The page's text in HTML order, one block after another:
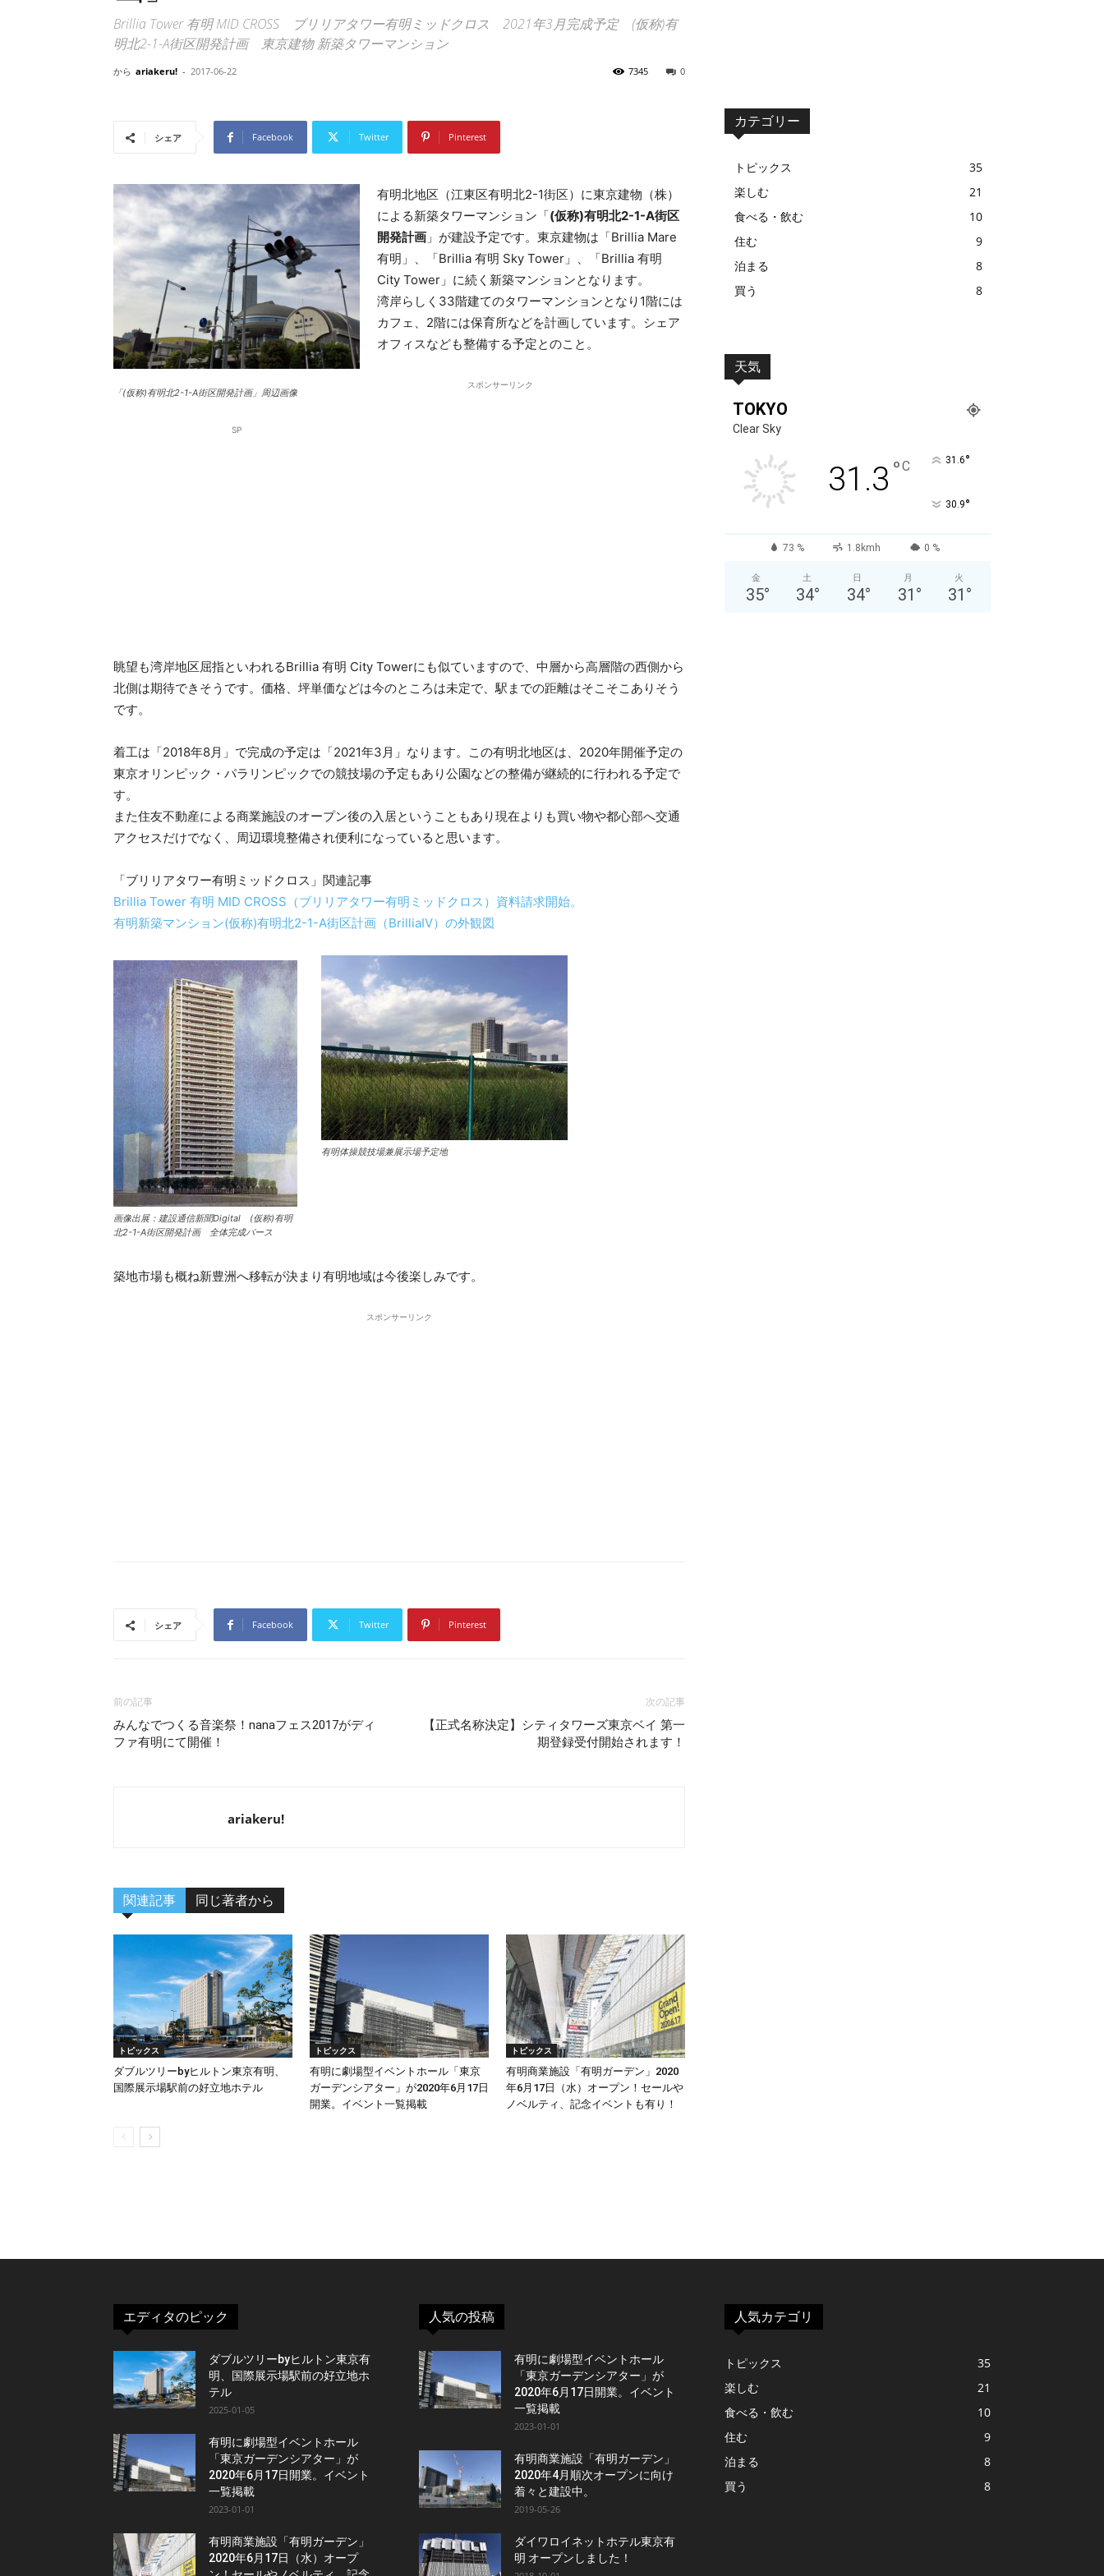
Brillia Tower 有明 MID CROSS ブリリアタワー有明ミッドクロス 2021年3月完成予定 (仮称)有
明北2-1-A街区開発計画 東京建物 新築タワーマンション
から ariakeru! - 2017-06-22 0
7345
シェア Facebook Twitter Pinterest
「(仮称)有明北2-1-A街区開発計画」周辺画像
SP
有明北地区（江東区有明北2-1街区）に東京建物（株）
による新築タワーマンション「(仮称)有明北2-1-A街区
開発計画 」が建設予定です。東京建物は「Brillia Mare
有明」、「Brillia 有明 Sky Tower」、「Brillia 有明
City Tower」に続く新築マンションとなります。
湾岸らしく33階建てのタワーマンションとなり1階には
カフェ、2階には保育所などを計画しています。シェア
オフィスなども整備する予定とのこと。
スポンサーリンク
眺望も湾岸地区屈指といわれるBrillia 有明 City Towerにも似ていますので、中層から高層階の西側から
北側は期待できそうです。価格、坪単価などは今のところは未定で、駅までの距離はそこそこありそう
です。
着工は「2018年8月」で完成の予定は「2021年3月」なります。この有明北地区は、2020年開催予定の
東京オリンピック・パラリンピックでの競技場の予定もあり公園などの整備が継続的に行われる予定で
す。
また住友不動産による商業施設のオープン後の入居ということもあり現在よりも買い物や都心部へ交通
アクセスだけでなく、周辺環境整備され便利になっていると思います。
「ブリリアタワー有明ミッドクロス」関連記事
Brillia Tower 有明 MID CROSS（ブリリアタワー有明ミッドクロス）資料請求開始。
有明新築マンション(仮称)有明北2-1-A街区計画（BrilliaIV）の外観図
画像出展：建設通信新聞Digital (仮称)有明
北2-1-A街区開発計画 全体完成パース
有明体操競技場兼展示場予定地
築地市場も概ね新豊洲へ移転が決まり有明地域は今後楽しみです。
スポンサーリンク
シェア Facebook Twitter Pinterest
前の記事
みんなでつくる音楽祭！nanaフェス2017がディ
ファ有明にて開催！
次の記事
【正式名称決定】シティタワーズ東京ベイ 第一
期登録受付開始されます！
ariakeru!
関連記事 同じ著者から
トピックス
ダブルツリーbyヒルトン東京有明、
国際展示場駅前の好立地ホテル
トピックス
有明に劇場型イベントホール「東京
ガーデンシアター」が2020年6月17日
開業。イベント一覧掲載
トピックス
有明商業施設「有明ガーデン」2020
年6月17日（水）オープン！セールや
ノベルティ、記念イベントも有り！
カテゴリー
トピックス
35
楽しむ
21
食べる・飲む
10
住む
9
泊まる
8
買う
8
天気
TOKYO
Clear Sky
31.3 °C 31.6°
30.9°
73 % 1.8kmh 0 %
金
35°
土
34°
日
34°
月
31 °
火
31 °
エディタのピック
ダブルツリーbyヒルトン東京有
明、国際展示場駅前の好立地ホ
テル
2025-01-05
有明に劇場型イベントホール
「東京ガーデンシアター」が
2020年6月17日開業。イベント
一覧掲載
2023-01-01
有明商業施設「有明ガーデン」
2020年6月17日（水）オープ
人気の投稿
有明に劇場型イベントホール
「東京ガーデンシアター」が
2020年6月17日開業。イベント
一覧掲載
2023-01-01
有明商業施設「有明ガーデン」
2020年4月順次オープンに向け
着々と建設中。
2019-05-26
ダイワロイネットホテル東京有
明 オープンしました！
人気カテゴリ
トピックス
35
楽しむ
21
食べる・飲む
10
住む
9
泊まる
8
買う
8